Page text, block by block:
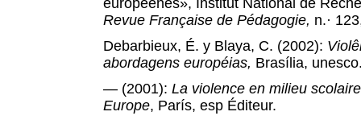
européenes», Institut National de
Revue Française de Pédagogie, n.·
Debarbieux, É. y Blaya, C. (2002):
abordagens européias, Brasília,
— (2001): La violence en milieu
Europe, París, esp Éditeur.